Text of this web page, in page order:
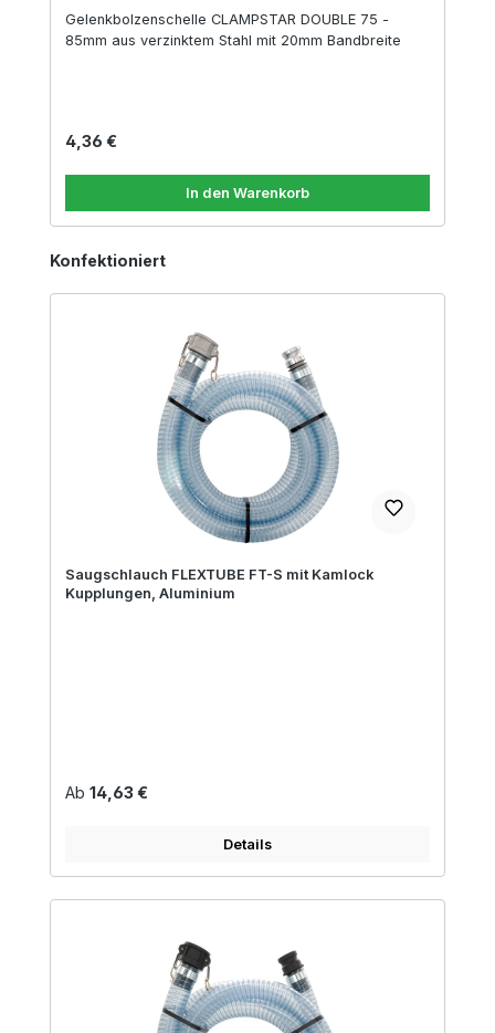
Gelenkbolzenschelle CLAMPSTAR DOUBLE 75 -
85mm aus verzinktem Stahl mit 20mm Bandbreite
Regulärer Preis:
4,36 €
In den Warenkorb
Produktgalerie überspringen
Konfektioniert
Saugschlauch FLEXTUBE FT-S mit Kamlock
Kupplungen, Aluminium
Regulärer Preis:
Ab 14,63 €
Details